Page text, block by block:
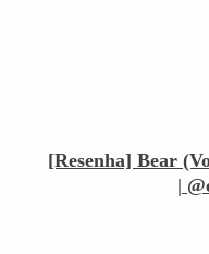
[Resenha] Bear
|